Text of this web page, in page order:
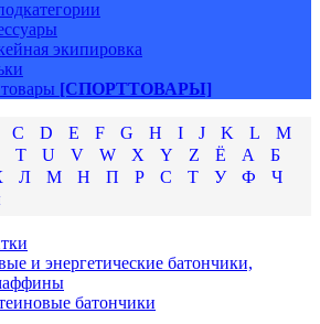
экипировка
[СПОРТТОВАРЫ]
C D E F G H I J K L
M
T U V W X Y Z Ё А
Б
Л М Н П Р С Т У Ф
Ч
и энергетические батончики,
батончики